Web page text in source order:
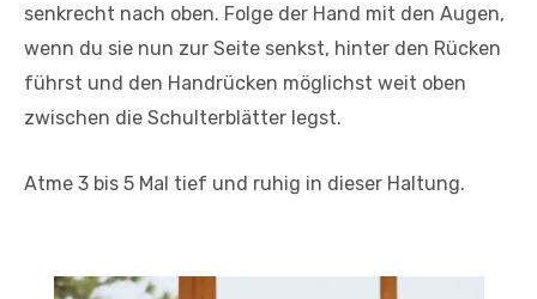
senkrecht nach oben. Folge der Hand mit den Augen,
wenn du sie nun zur Seite senkst, hinter den Rücken
führst und den Handrücken möglichst weit oben
zwischen die Schulterblätter legst.
Atme 3 bis 5 Mal tief und ruhig in dieser Haltung.